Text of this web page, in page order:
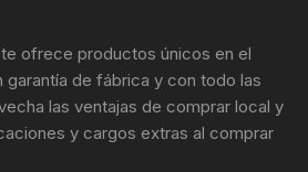
ofrece productos únicos en el
garantía de fábrica y con todo las
las ventajas de comprar local y
y cargos extras al comprar